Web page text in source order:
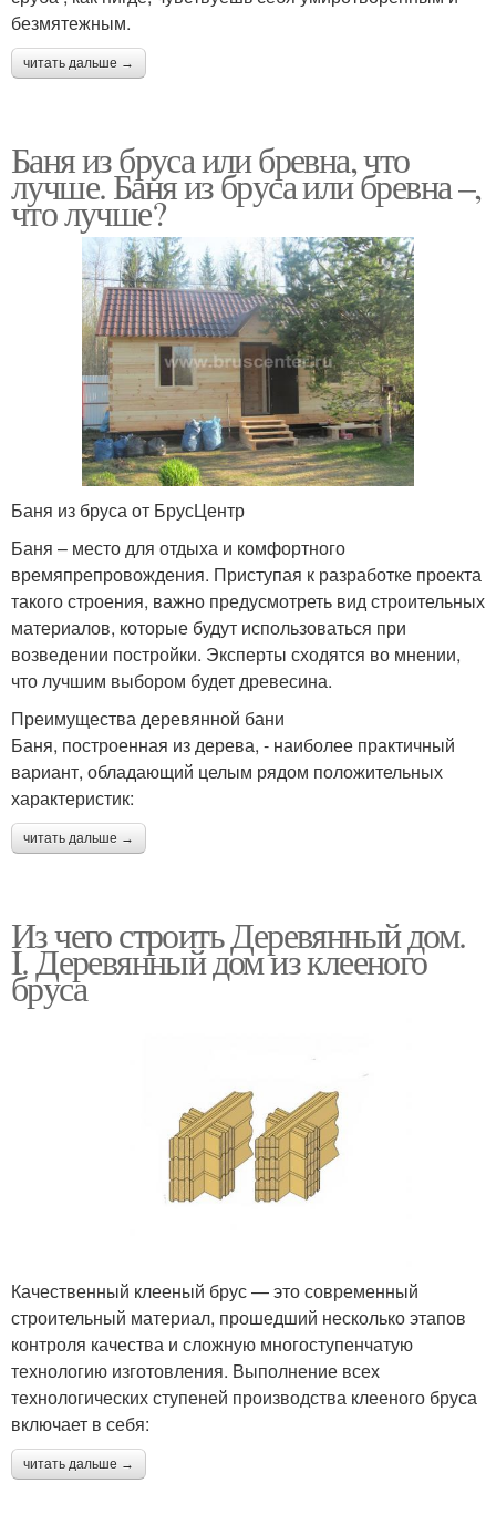
безмятежным.
читать дальше →
Баня из бруса или бревна, что
лучше. Баня из бруса или бревна –,
что лучше?
Баня из бруса от БрусЦентр
Баня – место для отдыха и комфортного
времяпрепровождения. Приступая к разработке проекта
такого строения, важно предусмотреть вид строительных
материалов, которые будут использоваться при
возведении постройки. Эксперты сходятся во мнении,
что лучшим выбором будет древесина.
Преимущества деревянной бани
Баня, построенная из дерева, - наиболее практичный
вариант, обладающий целым рядом положительных
характеристик:
читать дальше →
Из чего строить Деревянный дом.
I. Деревянный дом из клееного
бруса
Качественный клееный брус — это современный
строительный материал, прошедший несколько этапов
контроля качества и сложную многоступенчатую
технологию изготовления. Выполнение всех
технологических ступеней производства клееного бруса
включает в себя:
читать дальше →